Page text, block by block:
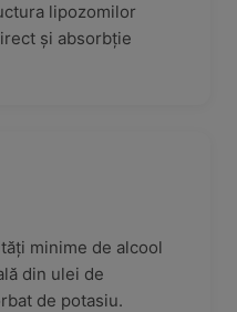
lipozomilor
și absorbție
minime de alcool
din ulei de
de potasiu.